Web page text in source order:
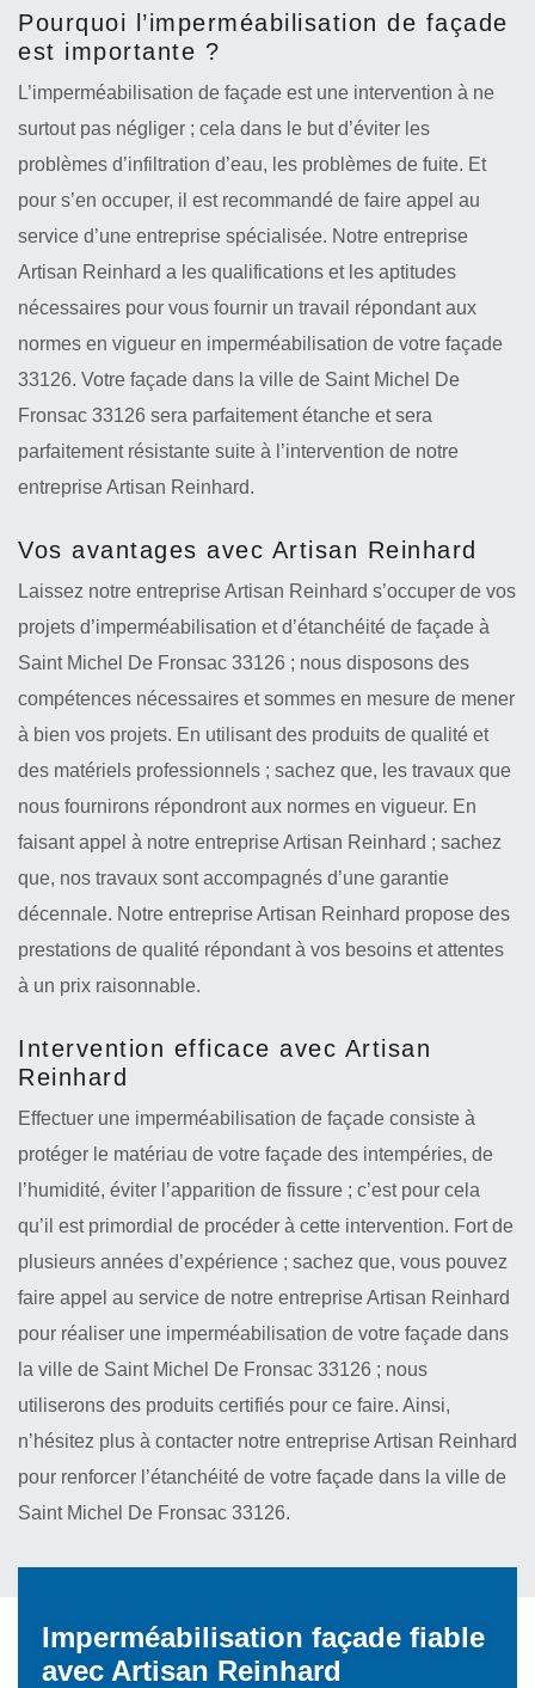
Pourquoi l’imperméabilisation de façade
est importante ?
L’imperméabilisation de façade est une intervention à ne
surtout pas négliger ; cela dans le but d’éviter les
problèmes d’infiltration d’eau, les problèmes de fuite. Et
pour s’en occuper, il est recommandé de faire appel au
service d’une entreprise spécialisée. Notre entreprise
Artisan Reinhard a les qualifications et les aptitudes
nécessaires pour vous fournir un travail répondant aux
normes en vigueur en imperméabilisation de votre façade
33126. Votre façade dans la ville de Saint Michel De
Fronsac 33126 sera parfaitement étanche et sera
parfaitement résistante suite à l’intervention de notre
entreprise Artisan Reinhard.
Vos avantages avec Artisan Reinhard
Laissez notre entreprise Artisan Reinhard s’occuper de vos
projets d’imperméabilisation et d’étanchéité de façade à
Saint Michel De Fronsac 33126 ; nous disposons des
compétences nécessaires et sommes en mesure de mener
à bien vos projets. En utilisant des produits de qualité et
des matériels professionnels ; sachez que, les travaux que
nous fournirons répondront aux normes en vigueur. En
faisant appel à notre entreprise Artisan Reinhard ; sachez
que, nos travaux sont accompagnés d’une garantie
décennale. Notre entreprise Artisan Reinhard propose des
prestations de qualité répondant à vos besoins et attentes
à un prix raisonnable.
Intervention efficace avec Artisan
Reinhard
Effectuer une imperméabilisation de façade consiste à
protéger le matériau de votre façade des intempéries, de
l’humidité, éviter l’apparition de fissure ; c’est pour cela
qu’il est primordial de procéder à cette intervention. Fort de
plusieurs années d’expérience ; sachez que, vous pouvez
faire appel au service de notre entreprise Artisan Reinhard
pour réaliser une imperméabilisation de votre façade dans
la ville de Saint Michel De Fronsac 33126 ; nous
utiliserons des produits certifiés pour ce faire. Ainsi,
n’hésitez plus à contacter notre entreprise Artisan Reinhard
pour renforcer l’étanchéité de votre façade dans la ville de
Saint Michel De Fronsac 33126.
Imperméabilisation façade fiable
avec Artisan Reinhard